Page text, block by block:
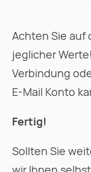
Achten Sie auf
jeglicher
Verbindung
E-Mail Konto
Fertig!
Sollten Sie